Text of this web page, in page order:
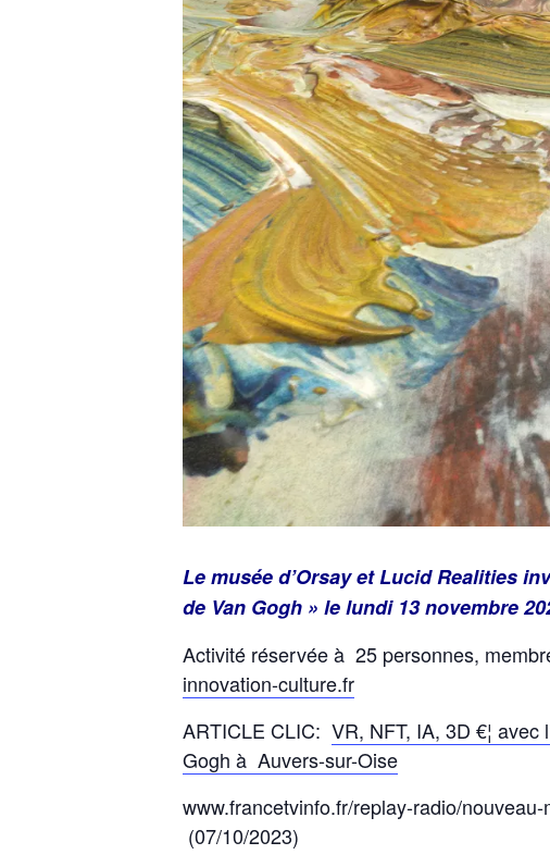
Le musée d’Orsay et Lucid Realities
de Van Gogh » le lundi 13 novembre
Activité réservée à 25 personnes,
innovation-culture.fr
ARTICLE CLIC: VR, NFT, IA, 3D €¦
Gogh à Auvers-sur-Oise
www.francetvinfo.fr/replay-radio/
(07/10/2023)